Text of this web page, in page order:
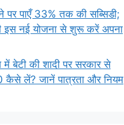
पर पाएँ 33% तक की सब्सिडी;
इस नई योजना से शुरू करें अपना
में बेटी की शादी पर सरकार से
लें? जानें पात्रता और नियम